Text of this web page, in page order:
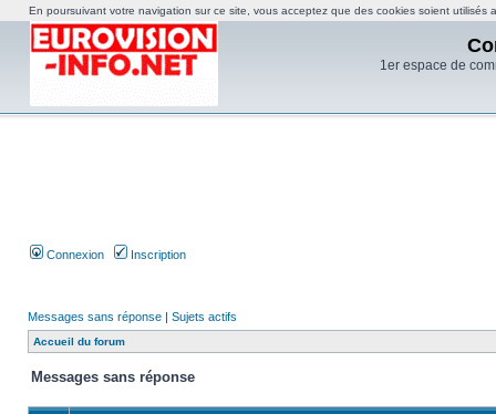
1er espace de
Connexion Inscription
Messages sans réponse | Sujets actifs
Accueil du forum
Messages sans réponse
En poursuivant votre navigation sur ce site, vous acceptez que des cookies soient